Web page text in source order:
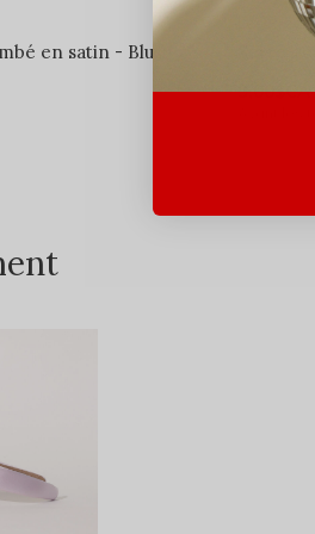
en satin - Blush
Les
Serre-
9,00$CA